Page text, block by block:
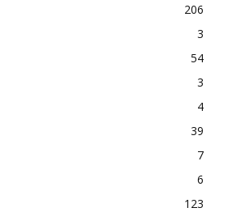
206
3
54
3
4
39
7
6
123